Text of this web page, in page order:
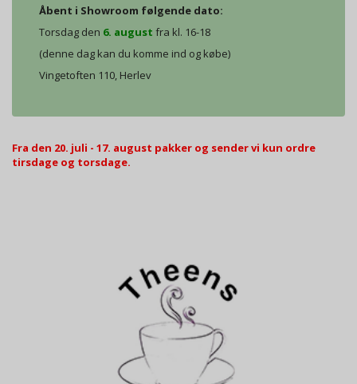
Åbent i Showroom følgende dato:
Torsdag den 6. august fra kl. 16-18
(denne dag kan du komme ind og købe)
Vingetoften 110, Herlev
Fra den 20. juli - 17. august pakker og sender vi kun ordre
tirsdage og torsdage.